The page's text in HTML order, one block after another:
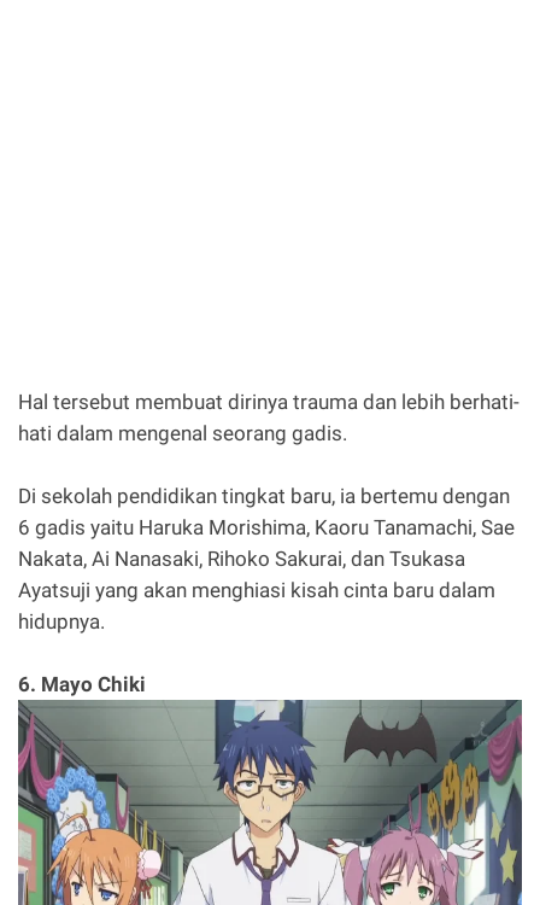
Hal tersebut membuat dirinya trauma dan lebih berhati-
hati dalam mengenal seorang gadis.
Di sekolah pendidikan tingkat baru, ia bertemu dengan
6 gadis yaitu Haruka Morishima, Kaoru Tanamachi, Sae
Nakata, Ai Nanasaki, Rihoko Sakurai, dan Tsukasa
Ayatsuji yang akan menghiasi kisah cinta baru dalam
hidupnya.
6. Mayo Chiki